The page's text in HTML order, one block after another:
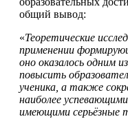
общий вывод:
«Теоретические
применении
оно оказалось одним
повысить
ученика, а также
наиболее
имеющими серьёзные